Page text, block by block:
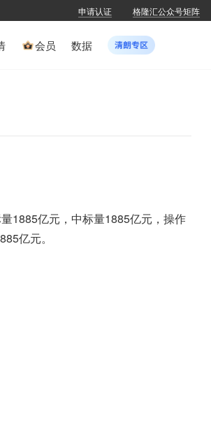
申请认证 格隆汇公众号矩阵
会员 数据
1885亿元，中标量1885亿元，操作
亿元。